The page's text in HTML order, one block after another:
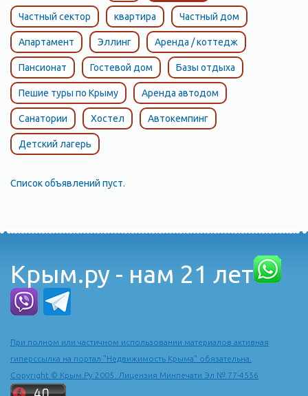
Частный сектор квартира Частный дом
Апартамент Эллинг Аренда / коттедж
Пансионат Гостевой дом Базы отдыха
Пешие туры по Крыму Аренда автодом
Санатории Хостел Автокемпинг
Детский лагерь
Список объявлений пуст.
Крым.ру - нам 21 лет
При полном или частичном использовании материалов активная
гиперссылка на портал "Недвижимость Крыма" обязательна.
Copyright © Крым.Ру 2005. Лицензия Минпечати Эл № 77-4556